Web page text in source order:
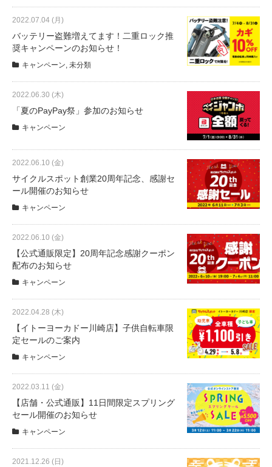
2022.07.04 (月)
バッテリー盗難増えてます！二重ロック推
奨キャンペーンのお知らせ！
キャンペーン 未分類
2022.06.30 (木)
「夏のPayPay祭」参加のお知らせ
キャンペーン
2022.06.10 (金)
サイクルスポット創業20周年記念、感謝セ
ール開催のお知らせ
キャンペーン
2022.06.10 (金)
【公式通販限定】20周年記念感謝クーポン
配布のお知らせ
キャンペーン
2022.04.28 (木)
【イトーヨーカドー川崎店】子供自転車限
定セールのご案内
キャンペーン
2022.03.11 (金)
【店舗・公式通販】11日間限定スプリング
セール開催のお知らせ
キャンペーン
2021.12.26 (日)